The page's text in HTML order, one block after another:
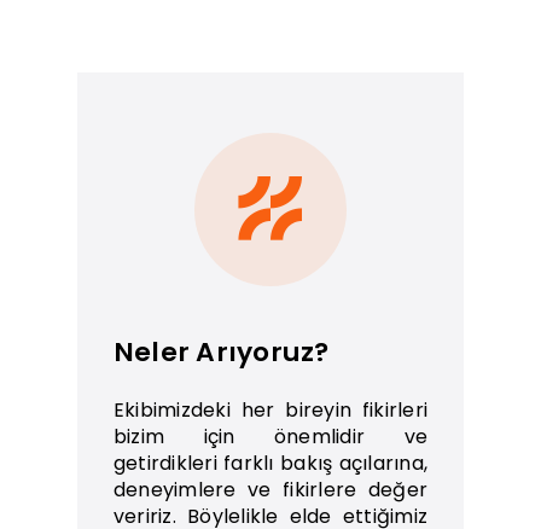
Neler Arıyoruz?
Ekibimizdeki her bireyin fikirleri
bizim için önemlidir ve
getirdikleri farklı bakış açılarına,
deneyimlere ve fikirlere değer
veririz. Böylelikle elde ettiğimiz